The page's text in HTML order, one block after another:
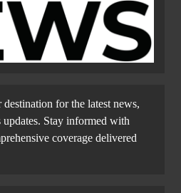
for the latest news,
updates. Stay informed with
coverage delivered